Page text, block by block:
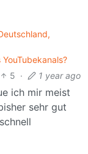
5 · 1 year ago
ich mir meist
sehr gut